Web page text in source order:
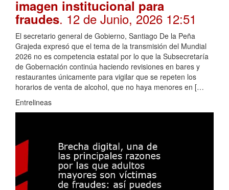
imagen institucional para
fraudes. 12 de Junio, 2026 12:51
El secretario general de Gobierno, Santiago De la Peña
Grajeda expresó que el tema de la transmisión del Mundial
2026 no es competencia estatal por lo que la Subsecretaría
de Gobernación continúa haciendo revisiones en bares y
restaurantes únicamente para vigilar que se repeten los
horarios de venta de alcohol, que no haya menores en […
Entrelineas